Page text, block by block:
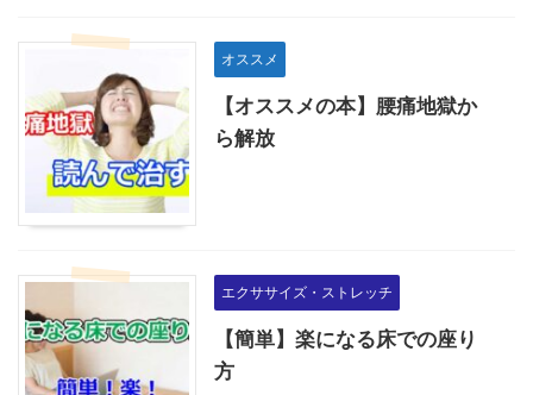
オススメ
【オススメの本】腰痛地獄か
ら解放
エクササイズ・ストレッチ
【簡単】楽になる床での座り
方